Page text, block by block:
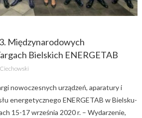
Międzynarodowych
Bielskich ENERGETAB
nowoczesnych urządzeń, aparatury i
energetycznego ENERGETAB w Bielsku-
15-17 września 2020 r. – Wydarzenie,